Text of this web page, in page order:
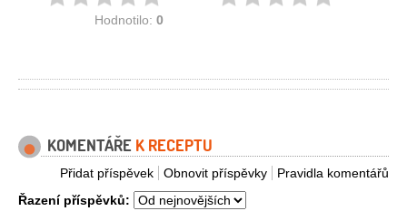
Hodnotilo: 0
KOMENTÁŘE K RECEPTU
Pravidla komentářů
Obnovit příspěvky
Přidat příspěvek
Řazení příspěvků: